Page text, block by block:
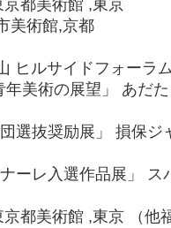
京都美術館 ,東京
美術館,京都
ヒルサイドフォーラ
年美術の展望」 あだ
選抜奨励展」 損保
ーレ入選作品展」
京都美術館 ,東京 （他